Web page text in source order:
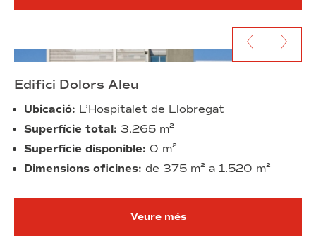
Anar al
Anar al contingut anterior
Edifici Dolors Aleu
Ubicació: L’Hospitalet de Llobregat
Superfície total: 3.265 m²
Superfície disponible: 0 m²
Dimensions oficines: de 375 m² a 1.520 m²
Veure més